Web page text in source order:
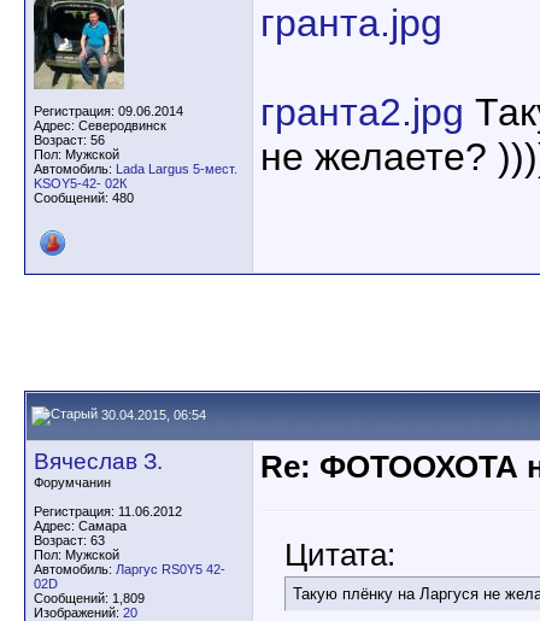
Регистрация: 09.06.2014
Адрес: Северодвинск
Возраст: 56
Пол: Мужской
Автомобиль: Lada Largus 5-мест.
KSOY5-42- 02К
Сообщений: 480
гранта.jpg
гранта2.jpg
не желаете?
30.04.2015, 06:54
Вячеслав З.
Форумчанин
Регистрация: 11.06.2012
Адрес: Самара
Возраст: 63
Пол: Мужской
Автомобиль: Ларгус RS0Y5 42-
02D
Сообщений: 1,809
Изображений: 20
Re: ФОТООХОТА
Цитата:
Такую плёнку на Ларгуся не